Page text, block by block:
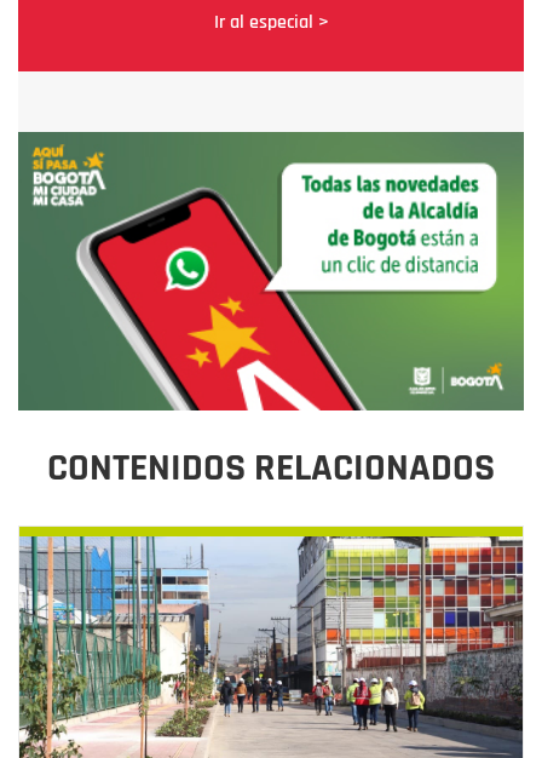
Ir al especial >
CONTENIDOS RELACIONADOS